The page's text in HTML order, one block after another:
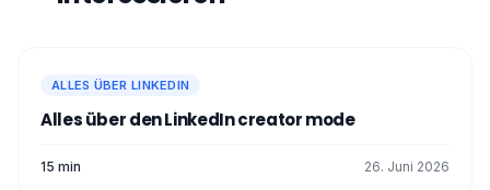
ALLES ÜBER LINKEDIN
Alles über den LinkedIn creator mode
15 min 26. Juni 2026